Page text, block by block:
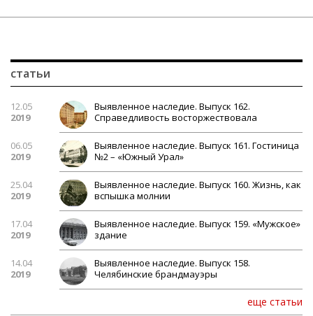
статьи
12.05
2019
Выявленное наследие. Выпуск 162.
Справедливость восторжествовала
06.05
2019
Выявленное наследие. Выпуск 161. Гостиница
№2 – «Южный Урал»
25.04
2019
Выявленное наследие. Выпуск 160. Жизнь, как
вспышка молнии
17.04
2019
Выявленное наследие. Выпуск 159. «Мужское»
здание
14.04
2019
Выявленное наследие. Выпуск 158.
Челябинские брандмауэры
еще статьи